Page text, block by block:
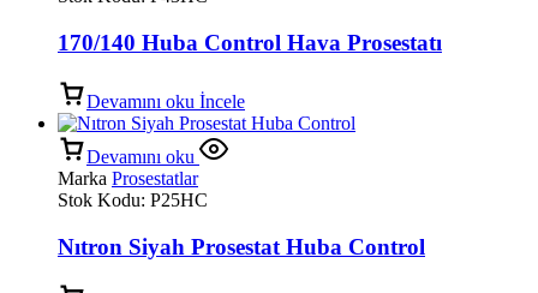
170/140 Huba Control Hava Prosestatı
Devamını oku İncele
Devamını oku
Marka Prosestatlar
Stok Kodu: P25HC
Nıtron Siyah Prosestat Huba Control